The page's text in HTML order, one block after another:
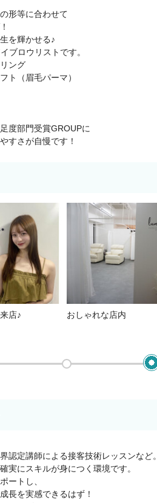
形等に合わせて
を輝かせる♪
ブロウリストです。
ング
ト（眉毛パーマ）
度部門受賞GROUPに
すさが自慢です！
店♪ おしゃれな店内
認定講師による接客技術レッスンなど。
実にスキルが身につく環境です。
ートし、
長を実感できるはず！